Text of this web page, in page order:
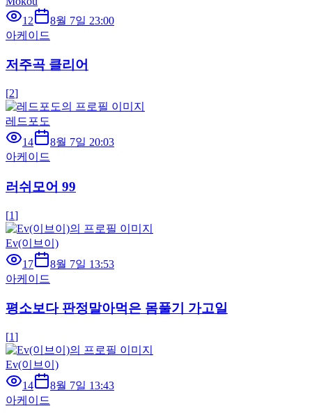
12
8월 7일 23:00
아케이드
저주곡 클리어
[2]
레드포도
14
8월 7일 20:03
아케이드
러쉬모어 99
[1]
Ev(이브이)
17
8월 7일 13:53
아케이드
평소보다 판정말아먹은 몸풀기 가고일
[1]
Ev(이브이)
14
8월 7일 13:43
아케이드